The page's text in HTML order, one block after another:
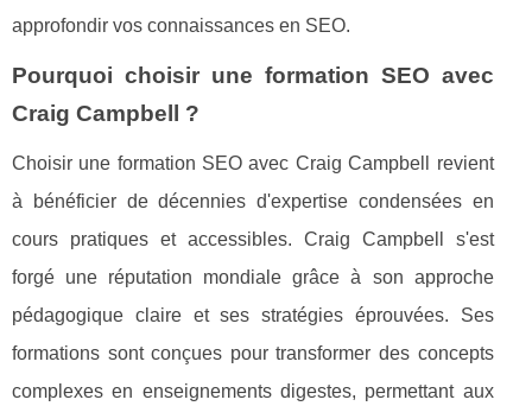
approfondir vos connaissances en SEO.
Pourquoi choisir une formation SEO avec
Craig Campbell ?
Choisir une formation SEO avec Craig Campbell revient
à bénéficier de décennies d'expertise condensées en
cours pratiques et accessibles. Craig Campbell s'est
forgé une réputation mondiale grâce à son approche
pédagogique claire et ses stratégies éprouvées. Ses
formations sont conçues pour transformer des concepts
complexes en enseignements digestes, permettant aux